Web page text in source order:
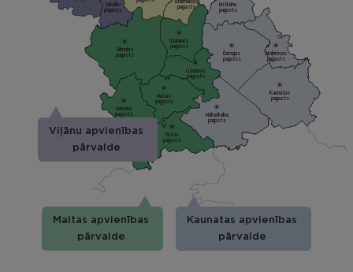
Maltas apvienības
pārvalde
Kaunatas apvienības
pārvalde
Viļānu apvienības
pārvalde
pagasts
Silmalas
pagasts
Feimaņu
pagasts
Pušas
pagasts
Maltas
pagasts
Lūznavas
pagasts
Ozolaines
pagasts
Griškānu
pagasts
Čornajas
pagasts
Mākoņkalna
pagasts
Kaunatas
pagasts
Stoļerovas
pagasts
Sokolku
pagasts